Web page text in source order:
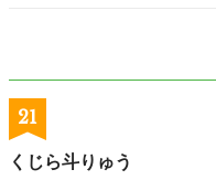
21
くじら斗りゅう